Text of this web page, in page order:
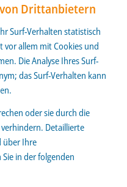
Drittanbietern
Surf-Verhalten statistisch
vor allem mit Cookies und
Die Analyse Ihres Surf-
das Surf-Verhalten kann
oder sie durch die
Detaillierte
über Ihre
in der folgenden